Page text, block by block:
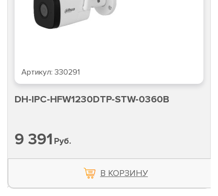
Артикул: 330291
DH-IPC-HFW1230DTP-STW-0360B
9 391 Руб.
В КОРЗИНУ